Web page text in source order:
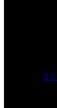
 